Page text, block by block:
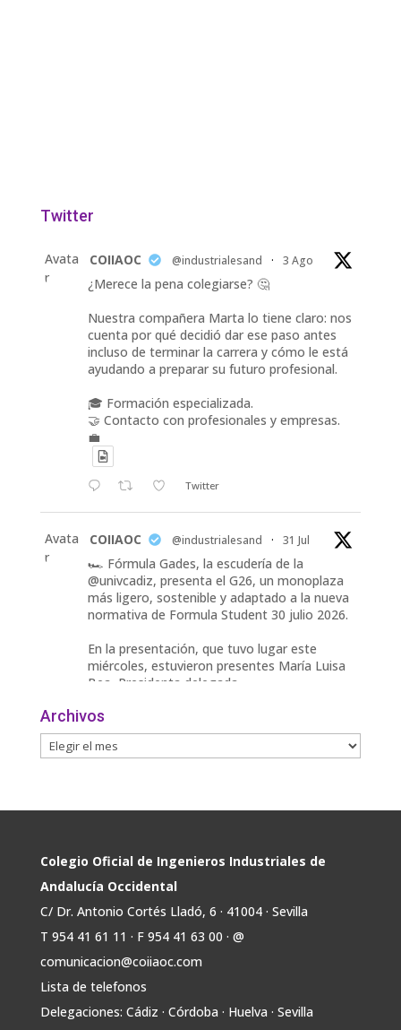
Twitter
Avata
r
COIIAOC @industrialesand · 3 Ago
¿Merece la pena colegiarse? 🤔
Nuestra compañera Marta lo tiene claro: nos
cuenta por qué decidió dar ese paso antes
incluso de terminar la carrera y cómo le está
ayudando a preparar su futuro profesional.
🎓 Formación especializada.
🤝 Contacto con profesionales y empresas.
💼
Twitter
Avata
r
COIIAOC @industrialesand · 31 Jul
🏎️ Fórmula Gades, la escudería de la
@univcadiz, presenta el G26, un monoplaza
más ligero, sostenible y adaptado a la nueva
normativa de Formula Student 30 julio 2026.
En la presentación, que tuvo lugar este
miércoles, estuvieron presentes María Luisa
Bea, Presidenta delegada
Twitter
📢ℹ️ El Gobierno acelera la electrificación
2030 para infraestructuras que permitan la
conexión de vivienda, industria y transporte
electrificado.
Estas medidas se encuentran en la dirección
Avata
COIIAOC @industrialesand · 29 Jul
Archivos
Colegio Oficial de Ingenieros Industriales de
Andalucía Occidental
C/ Dr. Antonio Cortés Lladó, 6 · 41004 · Sevilla
T 954 41 61 11 · F 954 41 63 00 · @
comunicacion@coiiaoc.com
Lista de telefonos
Delegaciones: Cádiz · Córdoba · Huelva · Sevilla